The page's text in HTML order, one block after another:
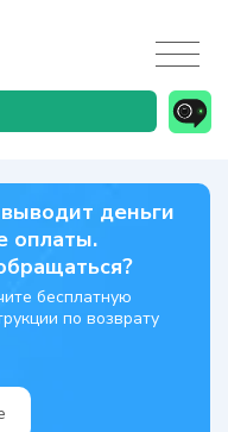
деньги
оплаты.
бесплатную
по возврату